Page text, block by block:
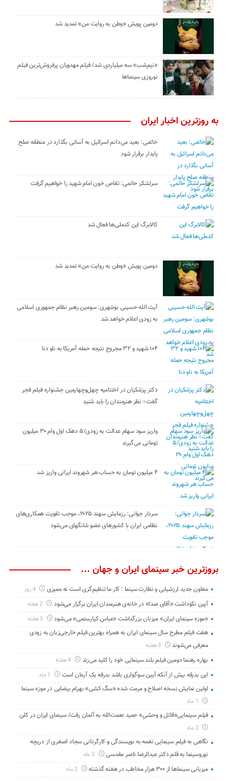
دومین پویش «وطن به روایت من» تمدید شد
«نیم‌شب» سه میلیاردی شد/ فیلم مهدویان پرفروش‌ترین فیلم
نوروزی سینماها
به روزترین اخبار ایران
خاتمی: بعید می‌دانم اسرائیل به آسانی بگذارد در منطقه صلح
پایدار برقرار شود
سرلشکر حاتمی: تقاص خون امام شهید را خواهیم گرفت
کالابرگ این کدملی‌ها فعال شد
دومین پویش «وطن به روایت من» تمدید شد
آیت الله حسینی بوشهری: سومین رهبر نظام جمهوری اسلامی
به زودی اعلام خواهد شد
۱۰۴ شهید و ۳۲ مجروح نتیجه حمله آمریکا به ناو دنا
دکتر پزشکیان در اختتامیه چهل‌وچهارمین جشنواره فیلم فجر
گفت ؛ نظر هنرمندان را باید شنید
واریز سود سهام عدالت به زودی/۵ دهک اول وام ۳۰ میلیون
تومانی می‌گیرند
۴ میلیون تومان به حساب هر شهروند ایرانی واریز شد
سردار جوانی: رزمایش سهند ۲۰۲۵، موجب تقویت همکاری‌های
نظامی ایران با کشور‌های عضو شانگهای می‌شود
بروزترین خبر سینمای ایران و جهان ...
معاون جدید ارزشیابی و نظارت سینما : کار ما تنظیم‌گری است نه ممیزی 4 روز
آیین نکوداشت «آقای صدا» در خانه‌ی هنرمندان ایران برگزار می‌شود 2 هفته
«موزه سینمای ایران» میزبان بزرگداشت «عباس کیارستمی» می‌شود 3 هفته
هفت فیلم مطرح سال سینمای ایران به همراه بهترین فیلم خارجی‌زبان به زودی
معرفی می‌شوند
3 هفته
بهاره رهنما دومین فیلم بلند سینمایی خود را کلید می‌زند
این بدرقه بیش از آنکه آیین سوگواری باشد بدرقه یک آرمان است
اولین نمایش نسخه اصلاح و مرمت شده «سگ کشی» بهرام بیضایی در موزه سینما
فیلم سینمایی«قاتل و وحشیِ» حمید نعمت‌الله به آلمان رفت/ سینمای ایران در کلن
2 ماه
نگاهی به فیلم سینمایی نغمه به نویسندگی و کارگردانی سجاد اصغری از دریچه
نوروسینما به قلم دکتر عبدالرضا ناصر مقدسی
2 ماه
میزبانی سینماها از ۳۰۰ هزار مخاطب در هفته گذشته 2 ماه